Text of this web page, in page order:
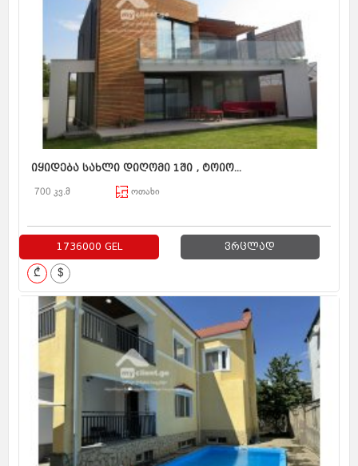
იყიდება სახლი დიღომი 1ში , ტოიო...
700 კვ.მ ოთახი
1736000 GEL ვრცლად
₾ $